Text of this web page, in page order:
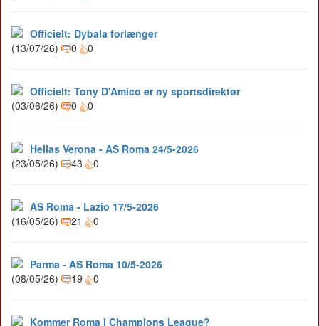
Officielt: Dybala forlænger
(13/07/26)
0 0
Officielt: Tony D'Amico er ny sportsdirektør
(03/06/26)
0 0
Hellas Verona - AS Roma 24/5-2026
(23/05/26)
43 0
AS Roma - Lazio 17/5-2026
(16/05/26)
21 0
Parma - AS Roma 10/5-2026
(08/05/26)
19 0
Kommer Roma i Champions League?